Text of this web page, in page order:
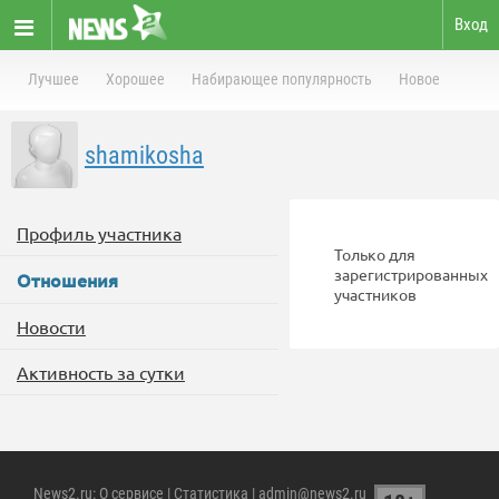
Вход
Лучшее Хорошее Набирающее популярность Новое
shamikosha
Профиль участника
Отношения
Новости
Активность за сутки
Только для
зарегистрированных
участников
News2.ru: О сервисе | Статистика | admin@news2.ru